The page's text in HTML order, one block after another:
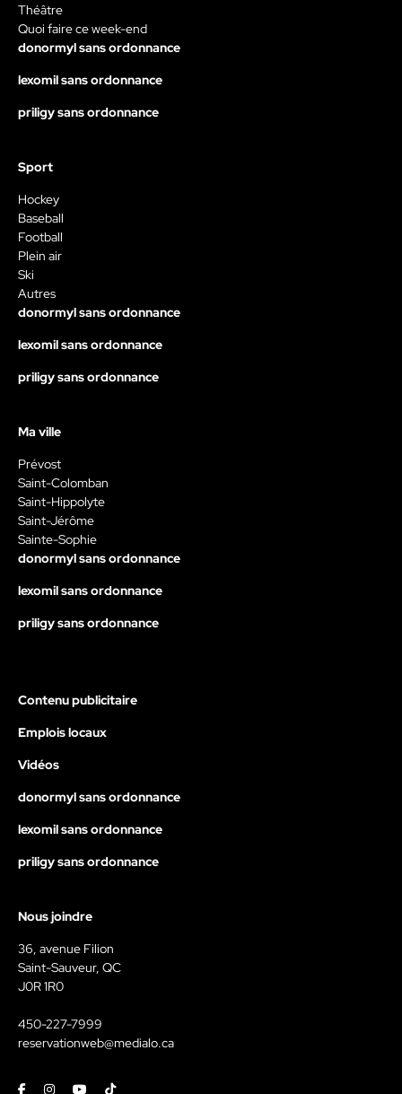
Théâtre
Quoi faire ce week-end
donormyl sans ordonnance
lexomil sans ordonnance
priligy sans ordonnance
Sport
Hockey
Baseball
Football
Plein air
Ski
Autres
donormyl sans ordonnance
lexomil sans ordonnance
priligy sans ordonnance
Ma ville
Prévost
Saint-Colomban
Saint-Hippolyte
Saint-Jérôme
Sainte-Sophie
donormyl sans ordonnance
lexomil sans ordonnance
priligy sans ordonnance
Contenu publicitaire
Emplois locaux
Vidéos
donormyl sans ordonnance
lexomil sans ordonnance
priligy sans ordonnance
Nous joindre
36, avenue Filion
Saint-Sauveur, QC
J0R 1R0
450-227-7999
reservationweb@medialo.ca
FacebookInstagramYoutubeTiktok